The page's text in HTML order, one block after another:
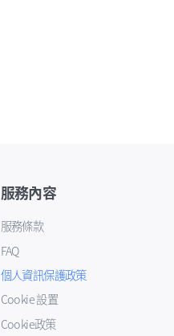
服務內容
服務條款
FAQ
個人資訊保護政策
Cookie 設置
Cookie政策